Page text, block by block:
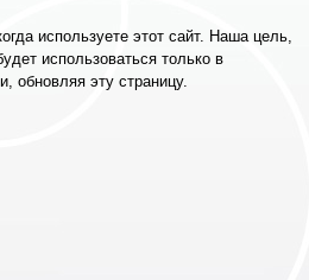
используете этот сайт. Наша цель,
использоваться только в
обновляя эту страницу.